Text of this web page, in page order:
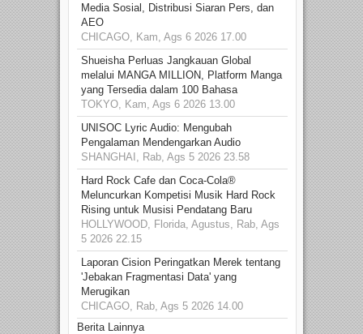
Media Sosial, Distribusi Siaran Pers, dan
AEO
CHICAGO, Kam, Ags 6 2026 17.00
Shueisha Perluas Jangkauan Global
melalui MANGA MILLION, Platform Manga
yang Tersedia dalam 100 Bahasa
TOKYO, Kam, Ags 6 2026 13.00
UNISOC Lyric Audio: Mengubah
Pengalaman Mendengarkan Audio
SHANGHAI, Rab, Ags 5 2026 23.58
Hard Rock Cafe dan Coca-Cola®
Meluncurkan Kompetisi Musik Hard Rock
Rising untuk Musisi Pendatang Baru
HOLLYWOOD, Florida, Agustus, Rab, Ags
5 2026 22.15
Laporan Cision Peringatkan Merek tentang
'Jebakan Fragmentasi Data' yang
Merugikan
CHICAGO, Rab, Ags 5 2026 14.00
Berita Lainnya